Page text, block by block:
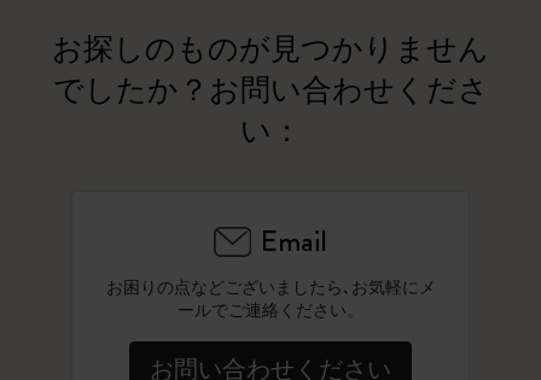
お探しのものが見つかりません
でしたか？お問い合わせくださ
い：
Email
お困りの点などございましたら､お気軽にメ
ールでご連絡ください。
お問い合わせください